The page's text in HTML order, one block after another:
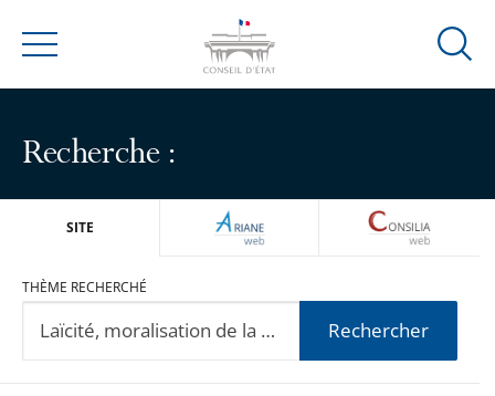
Menu
Ouvrir
Recherche :
SITE ARIANEWEB
THÈME RECHERCHÉ
Rechercher